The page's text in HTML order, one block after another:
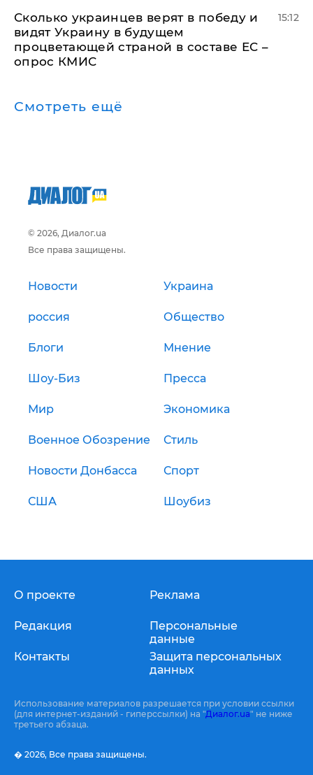
Сколько украинцев верят в победу и
видят Украину в будущем
процветающей страной в составе ЕС –
опрос КМИС
15:12
Смотреть ещё
© 2026, Диалог.ua
Все права защищены.
Новости Украина
россия Общество
Блоги Мнение
Шоу-Биз Пресса
Мир Экономика
Военное Обозрение Стиль
Новости Донбасса Спорт
США Шоубиз
О проекте
Редакция
Контакты
Реклама
Персональные
данные
Защита персональных
данных
Использование материалов разрешается при условии ссылки
(для интернет-изданий - гиперссылки) на "Диалог.ua" не ниже
третьего абзаца.
� 2026, Все права защищены.